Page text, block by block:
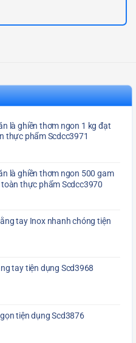
là ghiền thơm ngon 1 kg đạt
thực phẩm Scdcc3971
là ghiền thơm ngon 500 gam
thực phẩm Scdcc3970
tay Inox nhanh chóng tiện
tay tiện dụng Scd3968
tiện dụng Scd3876